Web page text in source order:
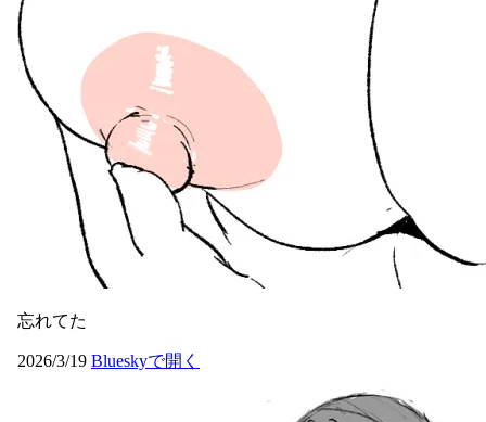
忘れてた
2026/3/19 Blueskyで開く